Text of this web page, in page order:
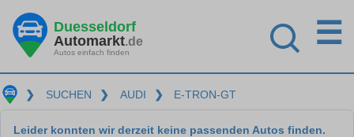
Duesseldorf
Automarkt.de
Autos einfach finden
☰
❯ SUCHEN ❯ AUDI ❯ E-TRON-GT
Leider konnten wir derzeit keine passenden Autos finden.